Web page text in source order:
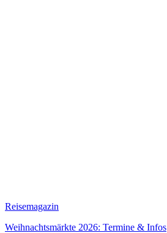
Reisemagazin
Weihnachtsmärkte 2026: Termine & Infos